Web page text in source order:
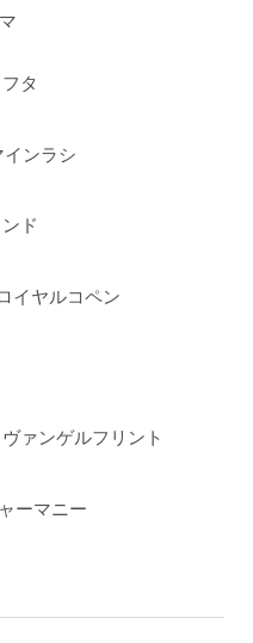
タ
ンラシ
ド
イヤルコペン
ァンゲルフリント
ーマニー